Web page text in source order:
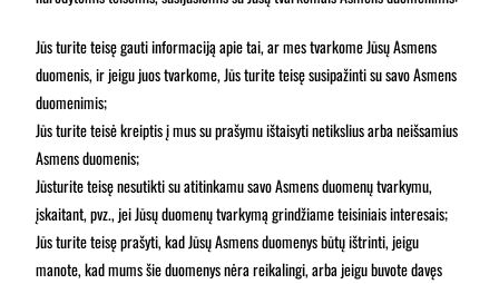
Jūs turite teisę gauti informaciją apie tai, ar mes tvarkome Jūsų Asmens
duomenis, ir jeigu juos tvarkome, Jūs turite teisę susipažinti su savo Asmens
duomenimis;
Jūs turite teisė kreiptis į mus su prašymu ištaisyti netikslius arba neišsamius
Asmens duomenis;
Jūsturite teisę nesutikti su atitinkamu savo Asmens duomenų tvarkymu,
įskaitant, pvz., jei Jūsų duomenų tvarkymą grindžiame teisiniais interesais;
Jūs turite teisę prašyti, kad Jūsų Asmens duomenys būtų ištrinti, jeigu
manote, kad mums šie duomenys nėra reikalingi, arba jeigu buvote davęs